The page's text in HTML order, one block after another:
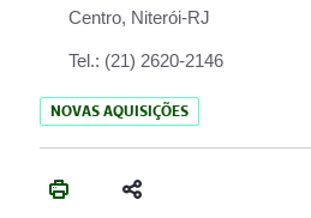
Centro, Niterói-RJ
Tel.: (21) 2620-2146
NOVAS AQUISIÇÕES